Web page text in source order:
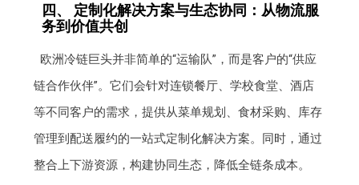
四、 定制化解决方案与生态协同：从物流服
务到价值共创
欧洲冷链巨头并非简单的“运输队”，而是客户的“供应
链合作伙伴”。它们会针对连锁餐厅、学校食堂、酒店
等不同客户的需求，提供从菜单规划、食材采购、库存
管理到配送履约的一站式定制化解决方案。同时，通过
整合上下游资源，构建协同生态，降低全链条成本。